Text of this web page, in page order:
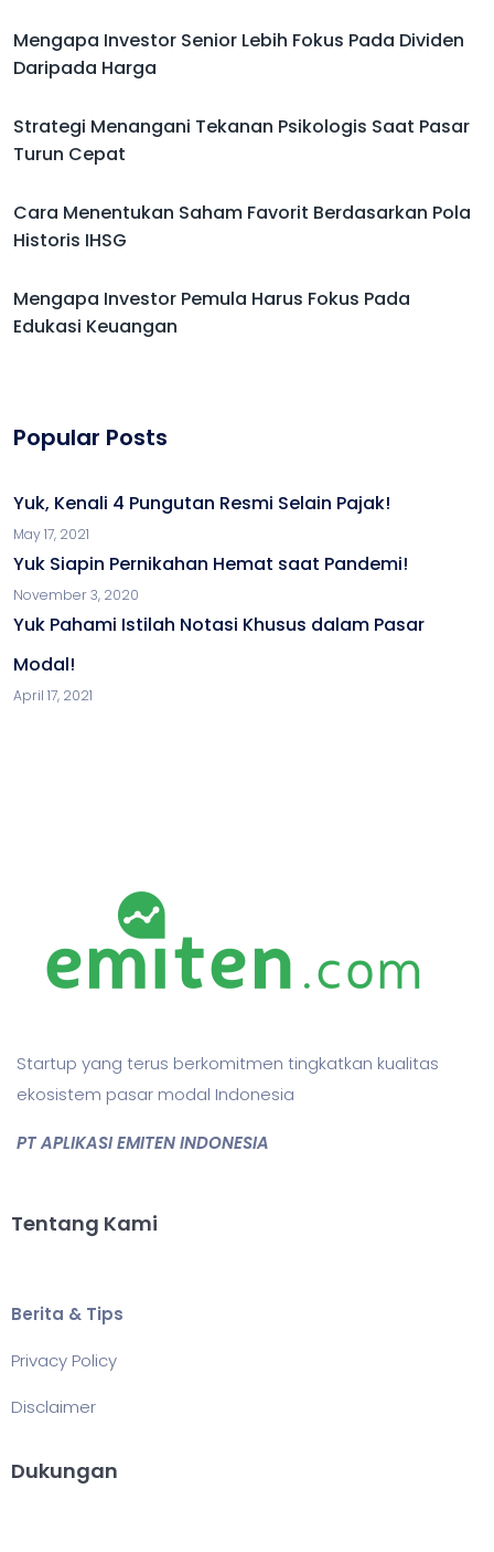
Mengapa Investor Senior Lebih Fokus Pada Dividen
Daripada Harga
Strategi Menangani Tekanan Psikologis Saat Pasar
Turun Cepat
Cara Menentukan Saham Favorit Berdasarkan Pola
Historis IHSG
Mengapa Investor Pemula Harus Fokus Pada
Edukasi Keuangan
Popular Posts
Yuk, Kenali 4 Pungutan Resmi Selain Pajak!
May 17, 2021
Yuk Siapin Pernikahan Hemat saat Pandemi!
November 3, 2020
Yuk Pahami Istilah Notasi Khusus dalam Pasar
Modal!
April 17, 2021
Startup yang terus berkomitmen tingkatkan kualitas
ekosistem pasar modal Indonesia
PT APLIKASI EMITEN INDONESIA
Tentang Kami
Berita & Tips
Privacy Policy
Disclaimer
Dukungan